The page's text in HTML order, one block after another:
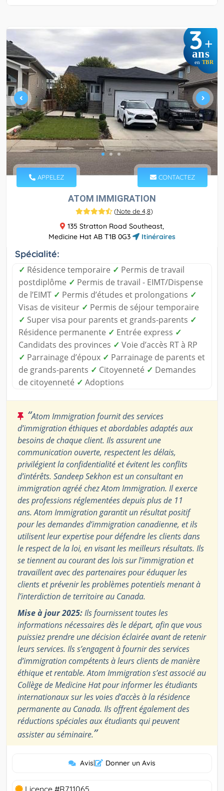
3+
ans
en TBR
APPELEZ CONTACTEZ
ATOM IMMIGRATION
(Note de 4,8)
135 Stratton Road Southeast,
Medicine Hat AB T1B 0G3
Itinéraires
Spécialité:
✓ Résidence temporaire ✓ Permis de travail
postdiplôme ✓ Permis de travail - EIMT/Dispense
de l’EIMT ✓ Permis d’études et prolongations ✓
Visas de visiteur ✓ Permis de séjour temporaire
✓ Super visa pour parents et grands-parents ✓
Résidence permanente ✓ Entrée express ✓
Candidats des provinces ✓ Voie d’accès RT à RP
✓ Parrainage d’époux ✓ Parrainage de parents et
de grands-parents ✓ Citoyenneté ✓ Demandes
de citoyenneté ✓ Adoptions
“Atom Immigration fournit des services
d’immigration éthiques et abordables adaptés aux
besoins de chaque client. Ils assurent une
communication ouverte, respectent les délais,
privilégient la confidentialité et évitent les conflits
d’intérêts. Sandeep Sekhon est un consultant en
immigration agréé chez Atom Immigration. Il exerce
des professions réglementées depuis plus de 11
ans. Atom Immigration garantit un résultat positif
pour les demandes d’immigration canadienne, et ils
utilisent leur expertise pour défendre les clients dans
le respect de la loi, en visant les meilleurs résultats. Ils
se tiennent au courant des lois sur l’immigration et
travaillent avec des partenaires pour éduquer les
clients et prévenir les problèmes potentiels menant à
l’interdiction de territoire au Canada.
Mise à jour 2025:Ils fournissent toutes les
informations nécessaires dès le départ, afin que vous
puissiez prendre une décision éclairée avant de retenir
leurs services. Ils s’engagent à fournir des services
d’immigration compétents à leurs clients de manière
éthique et rentable. Atom Immigration s’est associé au
Collège de Medicine Hat pour informer les étudiants
internationaux sur les voies d’accès à la résidence
permanente au Canada. Ils offrent également des
réductions spéciales aux étudiants qui peuvent
assister au séminaire.”
Avis| Donner un Avis
Licence #R711065